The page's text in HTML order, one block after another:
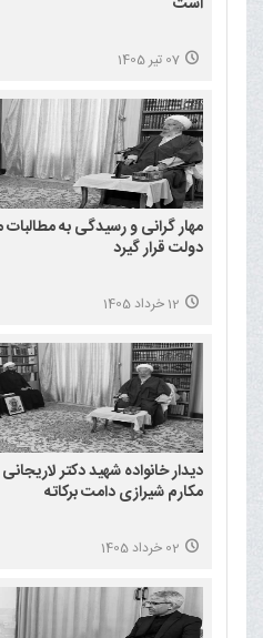
07 تیر 1405
مهار گرانی و رسیدگی به
دولت قرار گیرد
12 خرداد 1405
دیدار خانواده شهید دکتر
مکارم شیرازی دامت برکاته
02 خرداد 1405